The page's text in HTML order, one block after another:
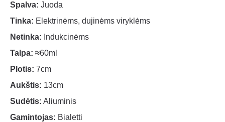
Spalva: Juoda
Tinka: Elektrinėms, dujinėms viryklėms
Netinka: Indukcinėms
Talpa: ≈60ml
Plotis: 7cm
Aukštis: 13cm
Sudėtis: Aliuminis
Gamintojas: Bialetti